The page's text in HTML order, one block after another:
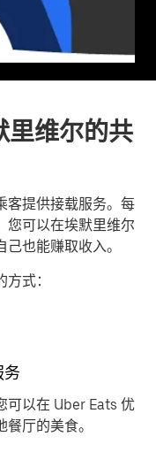
里维尔的共
客提供接载服务。每
您可以在埃默里维尔
也能赚取收入。
式：
务
可以在 Uber Eats 优
厅的美食。